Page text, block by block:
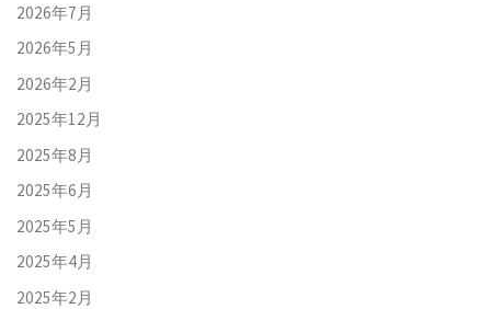
2026年7月
2026年5月
2026年2月
2025年12月
2025年8月
2025年6月
2025年5月
2025年4月
2025年2月